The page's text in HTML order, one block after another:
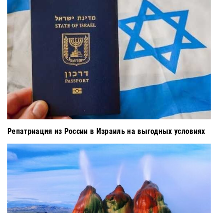
Репатриация из России в Израиль на выгодных условиях